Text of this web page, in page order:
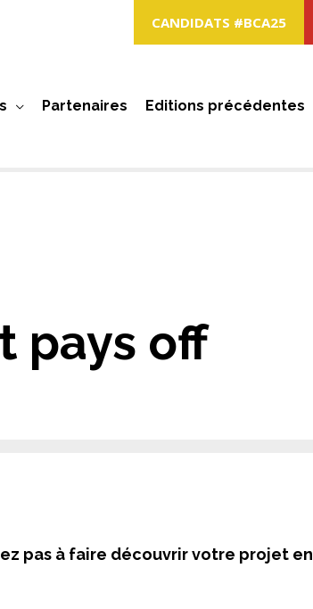
CANDIDATS #BCA25
Partenaires Editions précédentes
pays off
pas à faire découvrir votre projet en